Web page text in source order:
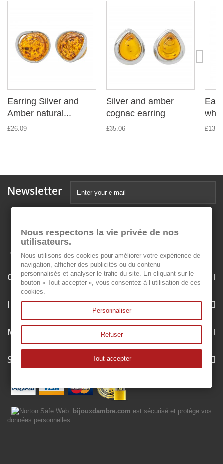
Earring Silver and
Amber natural...
£26.09
Silver and amber
cognac earring
£35.06
Newsletter
Categories
Information
My account
Store Information
bijouxdambre.com est sécurisé et protège vos
données personnelles.
Nous respectons la vie privée de nos
utilisateurs.
Nous utilisons des cookies pour améliorer votre expérience de
navigation, afficher des publicités ou du contenu
personnalisés et analyser le trafic du site. En cliquant sur le
bouton « Tout accepter », vous consentez à l’utilisation de ces
cookies.
Personnaliser
Refuser
Tout accepter